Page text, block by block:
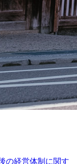
の経営体制に関す